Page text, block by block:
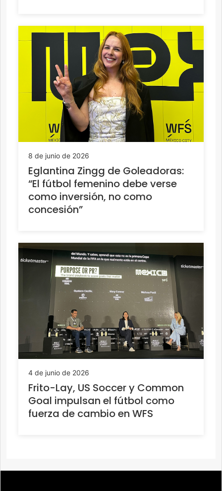
8 de junio de 2026
Eglantina Zingg de Goleadoras:
“El fútbol femenino debe verse
como inversión, no como
concesión”
4 de junio de 2026
Frito-Lay, US Soccer y Common
Goal impulsan el fútbol como
fuerza de cambio en WFS